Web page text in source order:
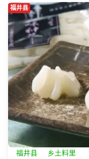
福井县
福井县 乡土料里